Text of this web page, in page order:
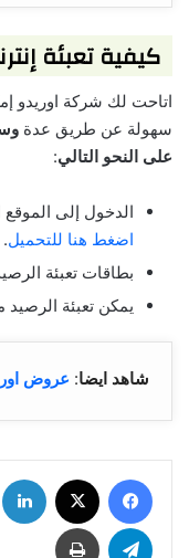
كيفية تعبئة
اتاحت لك شركة اوريدو
سهولة عن طريق عدة
على النحو التالي:
الدخول إلى
اضغط هنا للتحميل.
بطاقات تعبئة
يمكن تعبئة
شاهد ايضا: عروض
فيسبوك
تيلقرام طباعة